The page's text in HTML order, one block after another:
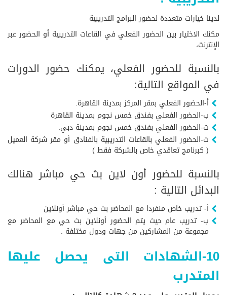
لدينا خيارات متعددة لحضور البرامج التدريبية
مكنك الاختيار بين الحضور الفعلي في القاعات التدريبية أو الحضور عبر
الإنترنت،
بالنسبة للحضور الفعلي، يمكنك حضور الدورات
في المواقع التالية:
أ-الحضور الفعلي بمقر المركز بمدينة القاهرة.
ب-الحضور الفعلي بفندق خمس نجوم بمدينة القاهرة
ت-الحضور الفعلي بفندق خمس نجوم بمدينة دبي.
ث-الحضور الفعلي بالقاعات التدريبية بالفنادق أو مقر شركة العميل
( كبرنامج تعاقدي خاص بالشركة فقط )
بالنسبة للحضور أون لاين بث حي مباشر هنالك
البدائل التالية :
أ- تدريب خاص منفردا مع المحاضر بث حي مباشر أونلاين
ب- تدريب عام حيث يتم الحضور أونلاين بث حي مع المحاضر مع
مجموعة من المشاركين من جهات ودول مختلفة .
10-الشهادات التى يحصل عليها
المتدرب